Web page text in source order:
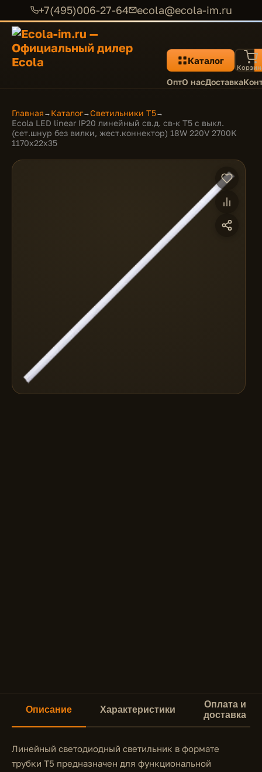
+7(495)006-27-64 ecola@ecola-im.ru
Каталог
ОптО насДоставка
Главная → Каталог→Светильники T5→
Ecola LED linear IP20 линейный св.д. св-к T5 с выкл.
(сет.шнур без вилки, жест.коннектор) 18W 220V 2700K
1170x22x35
Описание Характеристики
Оплата и
доставка
Линейный светодиодный светильник в формате
трубки T5 предназначен для функциональной